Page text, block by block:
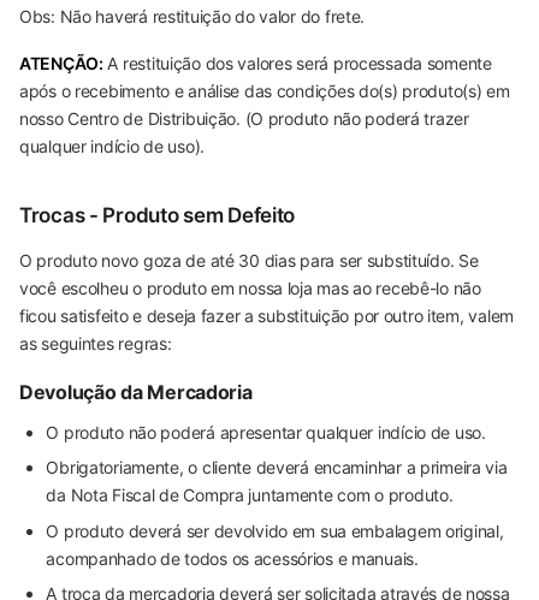
Obs: Não haverá restituição do valor do frete.
ATENÇÃO: A restituição dos valores será processada somente
após o recebimento e análise das condições do(s) produto(s) em
nosso Centro de Distribuição. (O produto não poderá trazer
qualquer indício de uso).
Trocas - Produto sem Defeito
O produto novo goza de até 30 dias para ser substituído. Se
você escolheu o produto em nossa loja mas ao recebê-lo não
ficou satisfeito e deseja fazer a substituição por outro item, valem
as seguintes regras:
Devolução da Mercadoria
O produto não poderá apresentar qualquer indício de uso.
Obrigatoriamente, o cliente deverá encaminhar a primeira via
da Nota Fiscal de Compra juntamente com o produto.
O produto deverá ser devolvido em sua embalagem original,
acompanhado de todos os acessórios e manuais.
A troca da mercadoria deverá ser solicitada através de nossa